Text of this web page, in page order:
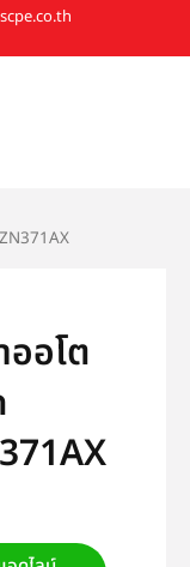
อโต